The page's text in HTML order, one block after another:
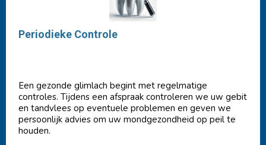
Periodieke Controle
Een gezonde glimlach begint met regelmatige
controles. Tijdens een afspraak controleren we uw gebit
en tandvlees op eventuele problemen en geven we
persoonlijk advies om uw mondgezondheid op peil te
houden.